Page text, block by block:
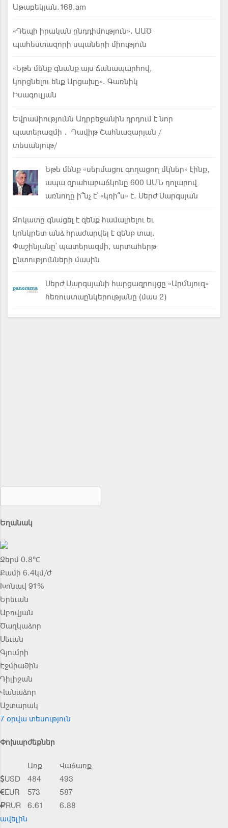
Աթաբեկյան.168.am
«Դեպի իրական ընդդիմություն». ԱԱԾ
պահեստազորի սպաների միություն
«Եթե մենք գնանք այս ճանապարհով,
կորցնելու ենք Արցախը». Գառնիկ
Իսագուլյան
Եվրամիությունն Ադրբեջանին դրդում է նոր
պատերազմի․ Դավիթ Շահնազարյան /
տեսանյութ/
Եթե մենք «սերմացու գողացող մկներ» էինք,
ապա զրահաբաճկոնը 600 ԱՄՆ դոլարով
առնողը ի՞նչ է՝ «կռի՞ս» է. Սերժ Սարգսյան
Ջոկատը գնացել է զենք համալրելու եւ
կոնկրետ անձ հրաժարվել է զենք տալ.
Փաշինյանը՝ պատերազմի, արտահերթ
ընտությունների մասին
Սերժ Սարգսյանի հարցազրույցը «Արմնյուզ»
հեռուստաընկերությանը (մաս 2)
Եղանակ
Ջերմ 0.8℃
Քամի 6.4կմ/ժ
Խոնավ 91%
Երեւան
Աբովյան
Ծաղկաձոր
Սեւան
Գյումրի
Էջմիածին
Դիլիջան
Վանաձոր
Աշտարակ
7 օրվա տեսություն
Փոխարժեքներ
Առք
Վաճառք
USD
484
493
EUR
573
587
RUR
6.61
6.88
ավելին